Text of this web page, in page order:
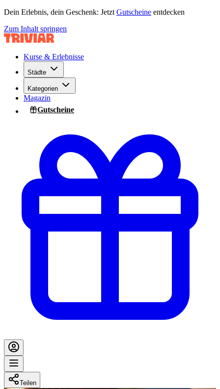
Dein Erlebnis, dein Geschenk: Jetzt Gutscheine entdecken
Zum Inhalt springen
Kurse & Erlebnisse
Städte
Kategorien
Magazin
Gutscheine
Teilen